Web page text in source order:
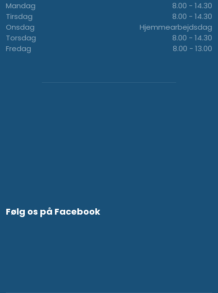
Mandag
​Tirsdag
Onsdag
Torsdag
Fredag
8.00 - 14.30​
8.00 - 14.30
Hjemmearbejdsdag
8.00 - 14.30
8.00 - 13.00
Følg os på Facebook